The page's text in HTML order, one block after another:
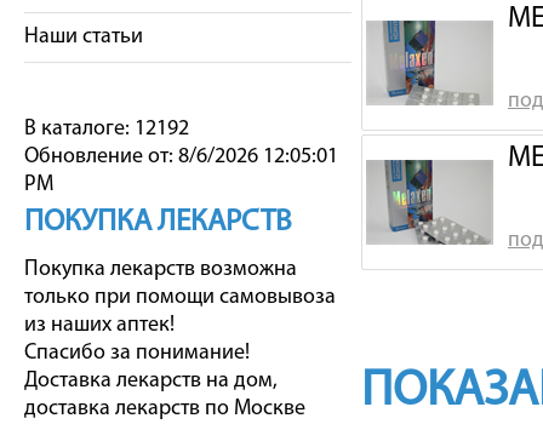
Наши статьи
В каталоге: 12192
Обновление от: 8/6/2026 12:05:01
PM
ПОКУПКА ЛЕКАРСТВ
Покупка лекарств возможна
только при помощи самовывоза
из наших аптек!
Спасибо за понимание!
Доставка лекарств на дом,
доставка лекарств по Москве